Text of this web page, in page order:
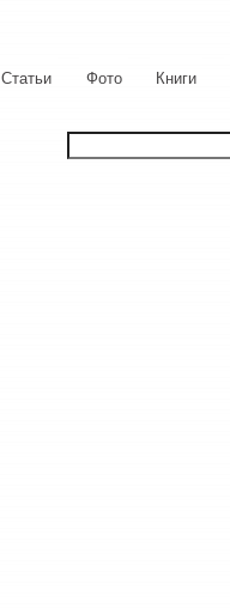
Статьи Фото Книги